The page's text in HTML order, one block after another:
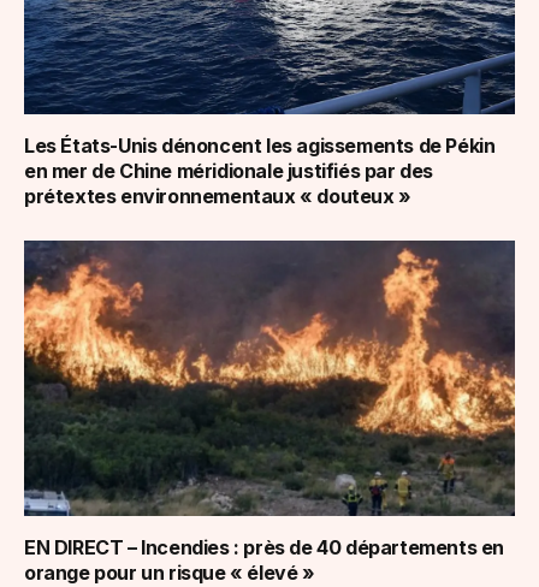
Les États-Unis dénoncent les agissements de Pékin
en mer de Chine méridionale justifiés par des
prétextes environnementaux « douteux »
EN DIRECT – Incendies : près de 40 départements en
orange pour un risque « élevé »